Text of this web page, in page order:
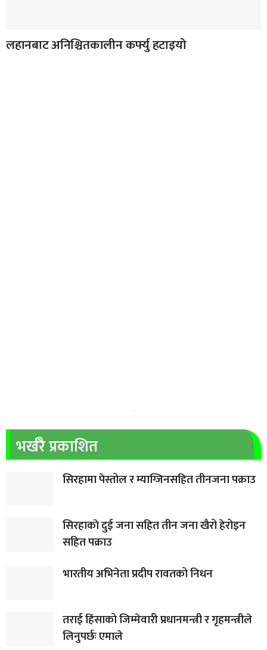
लहानबाट अनिश्चितकालीन कर्फ्यु हटाइयो
भर्खरै प्रकाशित
सिरहामा पेस्तोल र म्याग्जिनसहित तीनजना पक्राउ
सिरहाकाे दुई जना सहित तीन जना खैरो हेरोइन
सहित पक्राउ
भारतीय अभिनेता प्रदीप रावतको निधन
तराई हिंसाको जिम्मेवारी प्रधानमन्त्री र गृहमन्त्रीले
लिनुपर्छः एमाले